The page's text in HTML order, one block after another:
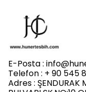
E-Posta :
Telefon : + 90 545
Adres : ŞENDURAK